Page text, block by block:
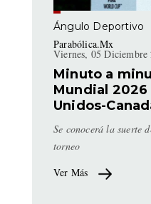
Ángulo Deportivo
Parabólica.Mx
Viernes, 05 Diciembre
Minuto a
Mundial
Unidos-
Se conocerá la suerte
torneo
Ver Más